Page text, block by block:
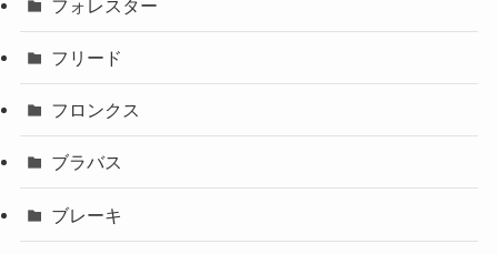
フォレスター
フリード
フロンクス
ブラバス
ブレーキ